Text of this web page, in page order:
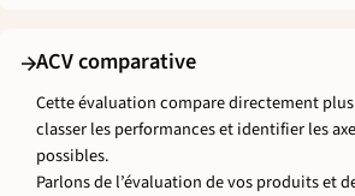
ACV comparative
Cette évaluation compare directement
classer les performances et identifier les
possibles.
Parlons de l’évaluation de vos produits et